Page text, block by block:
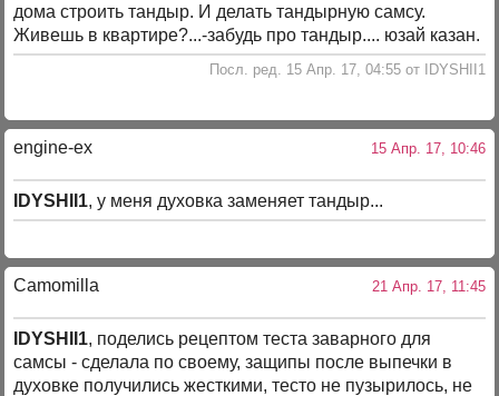
дома строить тандыр. И делать тандырную самсу.
Живешь в квартире?...-забудь про тандыр.... юзай казан.
Посл. ред. 15 Апр. 17, 04:55 от IDYSHII1
engine-ex 15 Апр. 17, 10:46
IDYSHII1, у меня духовка заменяет тандыр...
Camomilla 21 Апр. 17, 11:45
IDYSHII1, поделись рецептом теста заварного для
самсы - сделала по своему, защипы после выпечки в
духовке получились жесткими, тесто не пузырилось, не